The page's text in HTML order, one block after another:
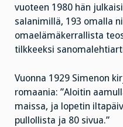
vuoteen 1980 hän
salanimillä, 193 omalla
omaelämäkerrallista
tilkkeeksi
Vuonna 1929 Simenon
romaania: ”Aloitin
maissa, ja lopetin
pullollista ja 80 sivua.”